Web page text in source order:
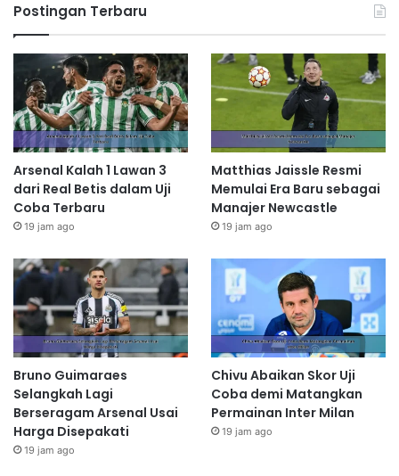
Postingan Terbaru
Arsenal Kalah 1 Lawan 3
dari Real Betis dalam Uji
Coba Terbaru
19 jam ago
Matthias Jaissle Resmi
Memulai Era Baru sebagai
Manajer Newcastle
19 jam ago
Bruno Guimaraes
Selangkah Lagi
Berseragam Arsenal Usai
Harga Disepakati
19 jam ago
Chivu Abaikan Skor Uji
Coba demi Matangkan
Permainan Inter Milan
19 jam ago